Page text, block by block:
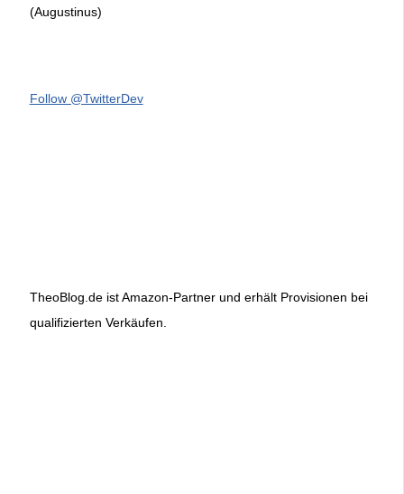
(Augustinus)
Follow @TwitterDev
TheoBlog.de ist Amazon-Partner und erhält Provisionen bei
qualifizierten Verkäufen.